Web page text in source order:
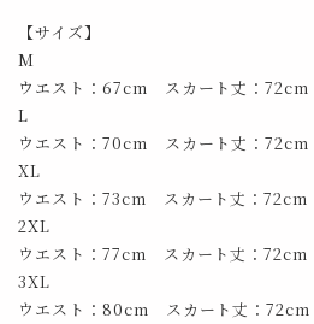
【サイズ】
M
ウエスト：67cm スカート丈：72cm
L
ウエスト：70cm スカート丈：72cm
XL
ウエスト：73cm スカート丈：72cm
2XL
ウエスト：77cm スカート丈：72cm
3XL
ウエスト：80cm スカート丈：72cm